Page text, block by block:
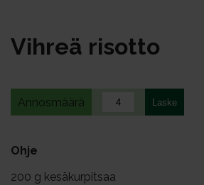
Vih­reä ri­sot­to
Annosmäärä
Ohje
200 g kesäkurpitsaa